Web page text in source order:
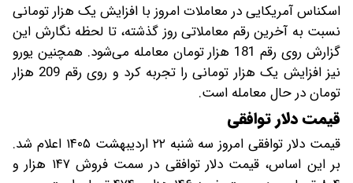
اسکناس آمریکایی در معاملات امروز با افزایش یک هزار تومانی
نسبت به آخرین رقم معاملاتی روز گذشته، تا لحظه نگارش این
گزارش روی رقم 181 هزار تومان معامله می‌شود. همچنین یورو
نیز افزایش یک هزار تومانی را تجربه کرد و روی رقم 209 هزار
تومان در حال معامله است.
قیمت دلار توافقی
قیمت دلار توافقی امروز سه شنبه ۲۲ اردیبهشت ۱۴۰۵ اعلام شد.
بر این اساس، قیمت دلار توافقی در سمت فروش ۱۴۷ هزار و